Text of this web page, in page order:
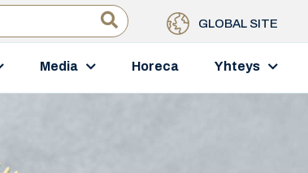
GLOBAL SITE
Media Horeca Yhteys